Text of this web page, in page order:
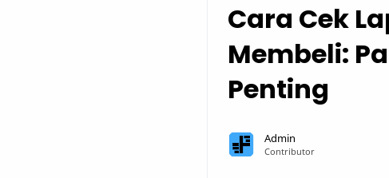
Cara Cek
Membeli:
Penting